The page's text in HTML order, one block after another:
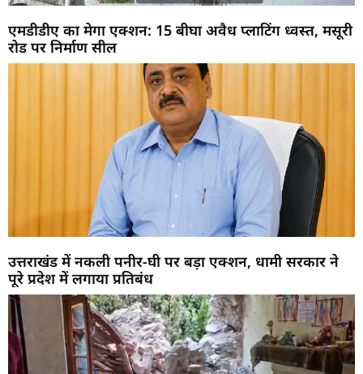
एमडीडीए का मेगा एक्शन: 15 बीघा अवैध प्लाटिंग ध्वस्त, मसूरी
रोड पर निर्माण सील
उत्तराखंड में नकली पनीर-घी पर बड़ा एक्शन, धामी सरकार ने
पूरे प्रदेश में लगाया प्रतिबंध